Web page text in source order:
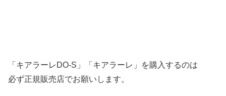
「キアラーレDO-S」「キアラーレ」を購入するのは
必ず正規販売店でお願いします。